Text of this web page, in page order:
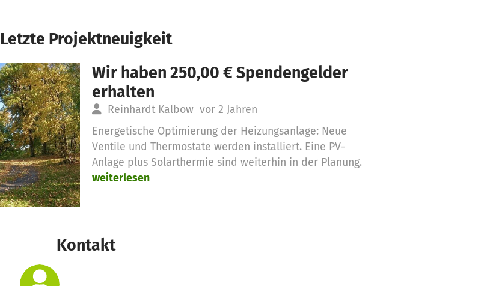
Letzte Projektneuigkeit
Wir haben 250,00 € Spendengelder
erhalten
Reinhardt Kalbow vor 2 Jahren
Energetische Optimierung der Heizungsanlage: Neue
Ventile und Thermostate werden installiert. Eine PV-
Anlage plus Solarthermie sind weiterhin in der Planung.
weiterlesen
Kontakt